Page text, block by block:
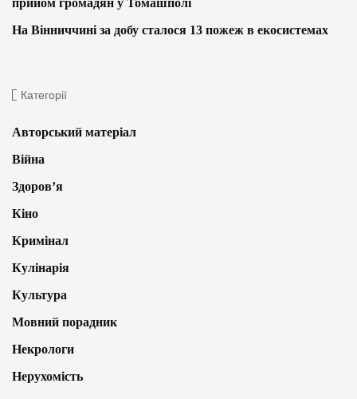
прийом громадян у Томашполі
На Вінниччині за добу сталося 13 пожеж в екосистемах
Категорії
Авторський матеріал
Війна
Здоров’я
Кіно
Кримінал
Кулінарія
Культура
Мовний порадник
Некрологи
Нерухомість